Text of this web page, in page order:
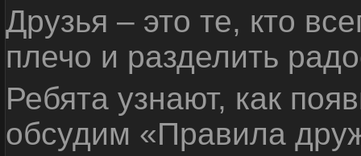
Друзья – это те, кто
плечо и разделить
Ребята узнают, как
обсудим «Правила